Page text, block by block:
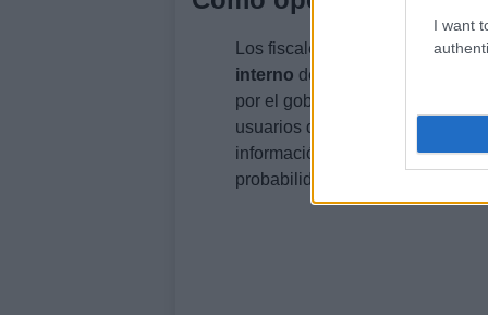
I want
Los fiscales subrayan que la
interno de Google que
por el gobierno como
usuarios del mercado,
información se hiciera pública y
probabilidades.